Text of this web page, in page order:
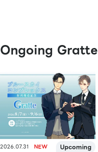
Ongoing Gratte
2026.07.31